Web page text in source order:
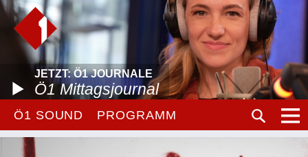
JETZT: Ö1 JOURNALE
Ö1 Mittagsjournal
Ö1 SOUND PROGRAMM